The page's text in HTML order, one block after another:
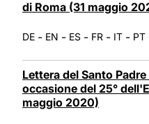
di Roma (31 maggio
DE - EN - ES - FR - IT - PT
Lettera del Santo
occasione del 25°
maggio 2020)